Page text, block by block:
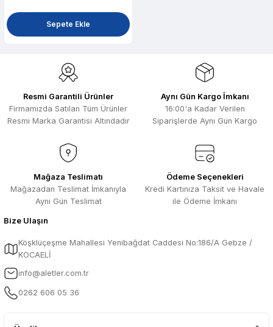
Sepete Ekle
Resmi Garantili Ürünler
Firmamızda Satılan Tüm Ürünler
Resmi Marka Garantisi Altındadır
Aynı Gün Kargo İmkanı
16:00'a Kadar Verilen
Siparişlerde Aynı Gün Kargo
Mağaza Teslimatı
Mağazadan Teslimat İmkanıyla
Aynı Gün Teslimat
Ödeme Seçenekleri
Kredi Kartınıza Taksit ve Havale
ile Ödeme İmkanı
Bize Ulaşın
Köşklüçeşme Mahallesi Yenibağdat Caddesi No:186/A Gebze /
KOCAELİ
info@aletler.com.tr
0262 606 05 36